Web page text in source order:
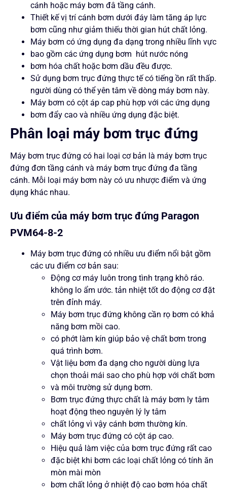
cánh hoặc máy bơm đâ tầng cánh.
Thiết kế vị trí cánh bơm dưới đáy làm tăng áp lực
bơm cũng như giảm thiếu thời gian hút chất lỏng.
Máy bơm có ứng dụng đa dạng trong nhiều lĩnh vực
bao gồm các ứng dụng bơm hút nước nóng
bơm hóa chất hoặc bơm dầu đều được.
Sử dụng bơm trục đứng thực tế có tiếng ồn rất thấp.
người dùng có thể yên tâm về dòng máy bơm này.
Máy bơm có cột áp cap phù hợp với các ứng dụng
bơm đẩy cao và nhiều ứng dụng đặc biệt.
Phân loại máy bơm trục đứng
Máy bơm trục đứng có hai loại cơ bản là máy bơm trục
đứng đơn tầng cánh và máy bơm trục đứng đa tầng
cánh. Mỗi loại máy bơm này có ưu nhược điểm và ứng
dụng khác nhau.
Ưu điểm của máy bơm trục đứng Paragon
PVM64-8-2
Máy bơm trục đứng có nhiều ưu điểm nổi bật gồm
các ưu điểm cơ bản sau:
Động cơ máy luôn trong tình trạng khô ráo.
không lo ẩm ước. tản nhiệt tốt do động cơ đặt
trên đỉnh máy.
Máy bơm trục đứng không cần rọ bơm có khả
năng bơm mồi cao.
có phớt làm kín giúp bảo vệ chất bơm trong
quá trình bơm.
Vật liệu bơm đa dạng cho người dùng lựa
chọn thoải mái sao cho phù hợp với chất bơm
và môi trường sử dụng bơm.
Bơm trục đứng thực chất là máy bơm ly tâm
hoạt động theo nguyên lý ly tâm
chất lỏng vì vậy cánh bơm thường kín.
Máy bơm trục đứng có cột áp cao.
Hiệu quả làm việc của bơm trục đứng rất cao
đặc biệt khi bơm các loại chất lỏng có tính ăn
mòn mài mòn
bơm chất lỏng ở nhiệt độ cao bơm hóa chất